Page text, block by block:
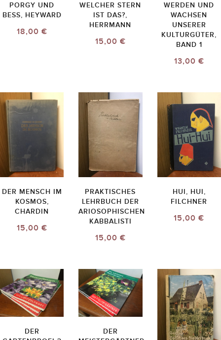
PORGY UND
BESS, HEYWARD
18,00 €
WELCHER STERN
IST DAS?,
HERRMANN
15,00 €
WERDEN UND
WACHSEN
UNSERER
KULTURGÜTER,
BAND 1
13,00 €
DER MENSCH IM
KOSMOS,
CHARDIN
15,00 €
PRAKTISCHES
LEHRBUCH DER
ARIOSOPHISCHEN
KABBALISTI
15,00 €
HUI, HUI,
FILCHNER
15,00 €
DER
DER